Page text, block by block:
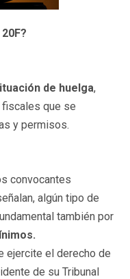
20F?
de huelga,
que se
y permisos.
convocantes
algún tipo de
también por
ejercite el derecho de
de su Tribunal